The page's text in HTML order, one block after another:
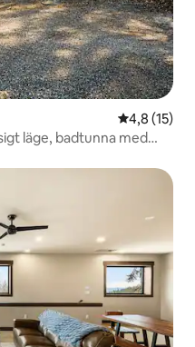
4,8 av 5 i
4,8 (15)
läge, badtunna med